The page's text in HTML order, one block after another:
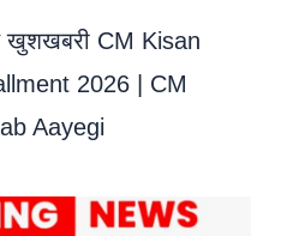
खुशखबरी CM Kisan
2026 | CM
Aayegi